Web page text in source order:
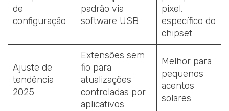
de
configuração
padrão via
software USB
pixel,
específico do
chipset
Ajuste de
tendência
2025
Extensões sem
fio para
atualizações
controladas por
aplicativos
Melhor para
pequenos
acentos
solares